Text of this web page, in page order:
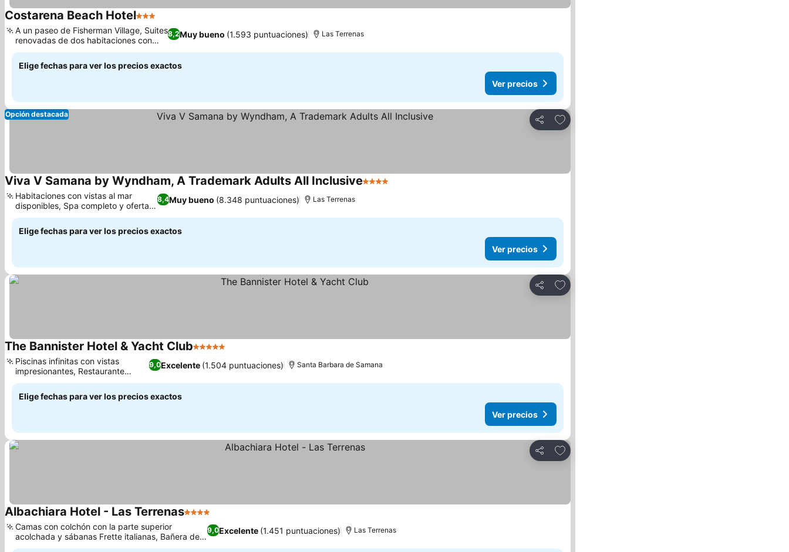
Costarena Beach Hotel3 Estrellas
8,2Muy bueno (1.593 puntuaciones)
A un paseo de Fisherman Village, Suites
renovadas de dos habitaciones con
vistas al mar
Las Terrenas
Elige fechas para ver los precios exactos
Ver precios
Compartir
Agregar a favoritos
Opción destacada
Viva V Samana by Wyndham, A Trademark Adults All Inclusive4 Estrellas
8,4Muy bueno (8.348 puntuaciones)
Habitaciones con vistas al mar
disponibles, Spa completo y ofertas
de bienestar
Las Terrenas
Elige fechas para ver los precios exactos
Ver precios
Compartir
Agregar a favoritos
The Bannister Hotel & Yacht Club5 Estrellas
9,0Excelente (1.504 puntuaciones)
Piscinas infinitas con vistas
impresionantes, Restaurante
italiano Regata
Santa Barbara de Samana
Elige fechas para ver los precios exactos
Ver precios
Compartir
Agregar a favoritos
Albachiara Hotel - Las Terrenas4 Estrellas
9,0Excelente (1.451 puntuaciones)
Camas con colchón con la parte superior
acolchada y sábanas Frette italianas, Bañera de
hidromasaje en algunas habitaciones
Las Terrenas